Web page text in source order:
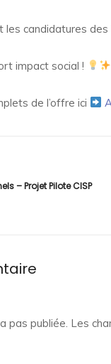
les candidatures
impact social !
de l’offre ici
– Projet Pilote CISP
pas publiée. Les